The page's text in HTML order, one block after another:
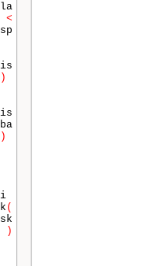
<
sp
(
)